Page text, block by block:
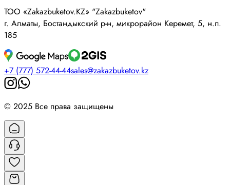
ТОО «Zakazbuketov.KZ» "Zakazbuketov"
г. Алматы, Бостандыкский р-н, микрорайон Керемет, 5, н.п.
185
+7 (777) 572-44-44sales@zakazbuketov.kz
© 2025 Все права защищены